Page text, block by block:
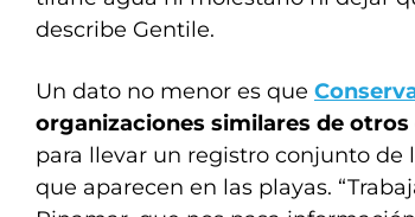
describe Gentile.
Un dato no menor es que
organizaciones similares de
para llevar un registro conjunto de
que aparecen en las playas.